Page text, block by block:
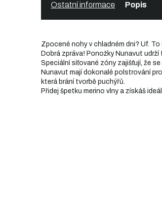
Popis
Ostatní informace
Zpocené nohy v chladném dni? Uf.
Dobrá zpráva! Ponožky Nunavut
Speciální síťované zóny zajišťují, že
Nunavut mají dokonalé polstrování
která brání tvorbě puchýřů.
Přidej špetku merino vlny a získáš